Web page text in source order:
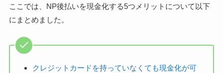
ここでは、NP後払いを現金化する5つメリットについて以下
にまとめました。
クレジットカードを持っていなくても現金化が可